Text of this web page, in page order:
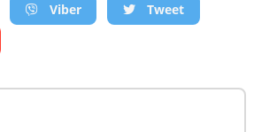
Viber
Tweet